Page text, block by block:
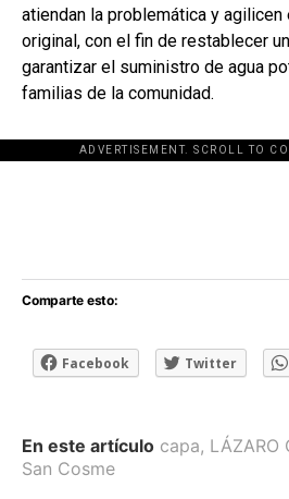
atiendan la problemática y
original, con el fin de restablecer
garantizar el suministro de agua
familias de la comunidad.
ADVERTISEMENT. SCROLL TO
[adsforwp
Comparte esto:
Facebook Twitter
En este artículo capa, LÁZARO
San Cosme